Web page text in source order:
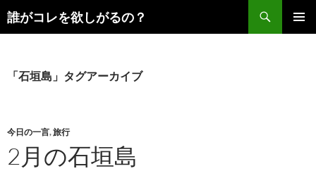
コ
ン
プ
誰がコレを欲しがるの？
検
索
「石垣島」タグアーカイブ
今日の一言,旅行
2月の石垣島